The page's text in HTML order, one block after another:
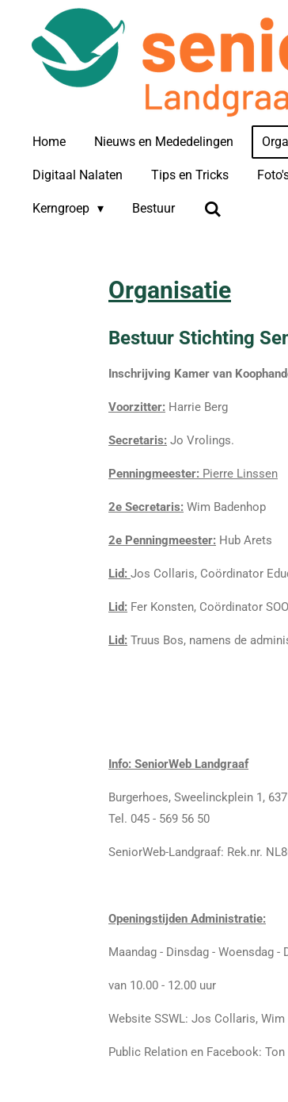
direct
Home Nieuws en Mededelingen
Digitaal Nalaten Tips en Tricks
Kerngroep Bestuur
Organisatie
Bestuur Stichting
Inschrijving Kamer van
Voorzitter: Harrie Berg
Secretaris: Jo Vrolings.
Penningmeester: Pierre Linssen
2e Secretaris: Wim Badenhop
2e Penningmeester: Hub Arets
Lid: Jos Collaris, Coördinator
Lid: Fer Konsten, Coördinator
Lid: Truus Bos, namens de
Info: SeniorWeb Landgraaf
Burgerhoes, Sweelinckplein 1,
Tel. 045 - 569 56 50
SeniorWeb-Landgraaf: Rek.nr.
Openingstijden Administratie:
Maandag - Dinsdag - Woensdag -
van 10.00 - 12.00 uur
Website SSWL: Jos Collaris, Wim
Public Relation en Facebook: Ton